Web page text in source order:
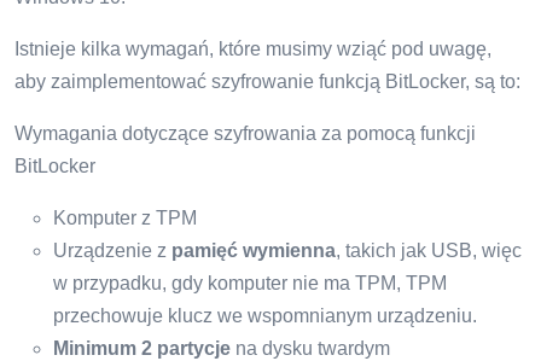
Istnieje kilka wymagań, które musimy wziąć pod uwagę,
aby zaimplementować szyfrowanie funkcją BitLocker, są to:
Wymagania dotyczące szyfrowania za pomocą funkcji
BitLocker
Komputer z TPM
Urządzenie z pamięć wymienna, takich jak USB, więc
w przypadku, gdy komputer nie ma TPM, TPM
przechowuje klucz we wspomnianym urządzeniu.
Minimum 2 partycje na dysku twardym